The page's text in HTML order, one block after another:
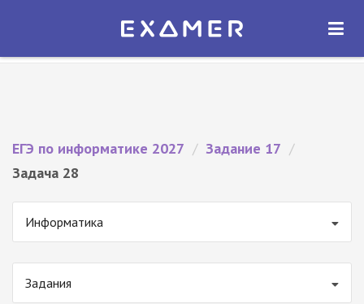
Экзамер — ЕГЭ 2027
ОТКРЫТЬ
ЕГЭ по информатике 2027 / Задание 17 /
Задача 28
Информатика
Задания